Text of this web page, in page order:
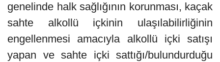
genelinde halk sağlığının korunması, kaçak
sahte alkollü içkinin ulaşılabilirliğinin
engellenmesi amacıyla alkollü içki satışı
yapan ve sahte içki sattığı/bulundurduğu